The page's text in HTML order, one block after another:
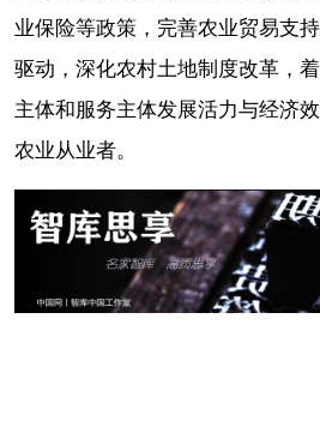
业保险等政策，完善农业贸易支
驱动，深化农村土地制度改革，
主体和服务主体发展活力与经济
农业从业者。